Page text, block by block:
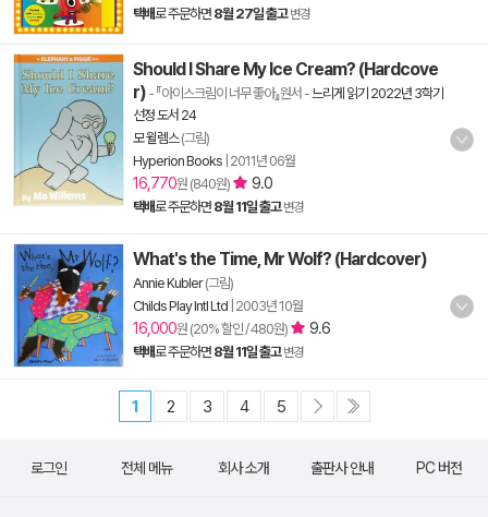
택배로 주문하면 8월 27일 출고 변경
Should I Share My Ice Cream? (Hardcove
r) - 『아이스크림이 너무 좋아』원서 -느리게 읽기 2022년 3학기
선정 도서 24
모 윌렘스(그림)
Hyperion Books 2011년 06월
16,770원 (840원) 9.0
택배로 주문하면 8월 11일 출고 변경
What's the Time, Mr Wolf? (Hardcover)
Annie Kubler(그림)
Childs Play Intl Ltd 2003년 10월
16,000원 (20% 할인 / 480원) 9.6
택배로 주문하면 8월 11일 출고 변경
1 2 3 4 5
로그인 전체 메뉴 회사 소개 출판사 안내 PC 버전